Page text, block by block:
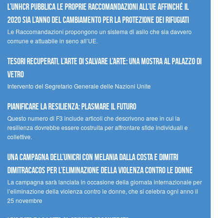
L’UNHCR pubblica le proprie raccomandazioni all’UE affinché il
2020 sia l’anno del cambiamento per la protezione dei rifugiati
Le Raccomandazioni propongono un sistema di asilo che sia davvero
comune e attuabile in seno all’UE.
Tesori recuperati, l’arte di salvare l’arte: una mostra al Palazzo di
Vetro
Intervento del Segretario Generale delle Nazioni Unite
Pianificare la resilienza: plasmare il futuro
Questo numero di F3 include articoli che descrivono aree in cui la
resilienza dovrebbe essere costruita per affrontare sfide individuali e
collettive.
Una campagna dell’UNICRI con Melania Dalla Costa e Dimitri
Dimitracacos per l’eliminazione della violenza contro le donne
La campagna sarà lanciata in occasione della giornata internazionale per
l’eliminazione della violenza contro le donne, che si celebra ogni anno il
25 novembre